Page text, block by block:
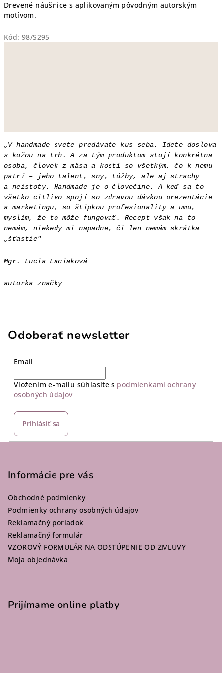
Drevené náušnice s aplikovaným pôvodným autorským
motívom.
Kód: 98/S295
„V handmade svete predávate kus seba. Idete doslova
s kožou na trh. A za tým produktom stojí konkrétna
osoba, človek z mäsa a kostí so všetkým, čo k nemu
patrí – jeho talent, sny, túžby, ale aj strachy
a neistoty. Handmade je o človečine. A keď sa to
všetko citlivo spojí so zdravou dávkou prezentácie
a marketingu, so štipkou profesionality a umu,
myslím, že to môže fungovať. Recept však na to
nemám, niekedy mi napadne, či len nemám skrátka
„šťastie"
Mgr. Lucia Laciaková
autorka značky
Odoberať newsletter
Email
Vložením e-mailu súhlasíte s podmienkami ochrany
osobných údajov
Prihlásiť sa
Informácie pre vás
Obchodné podmienky
Podmienky ochrany osobných údajov
Reklamačný poriadok
Reklamačný formulár
VZOROVÝ FORMULÁR NA ODSTÚPENIE OD ZMLUVY
Moja objednávka
Prijímame online platby